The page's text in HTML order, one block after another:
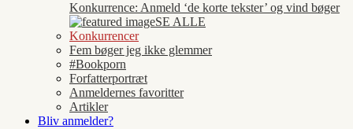
Konkurrence: Anmeld ‘de korte tekster’ og vind bøger
SE ALLE
Konkurrencer
Fem bøger jeg ikke glemmer
#Bookporn
Forfatterportræt
Anmeldernes favoritter
Artikler
Bliv anmelder?